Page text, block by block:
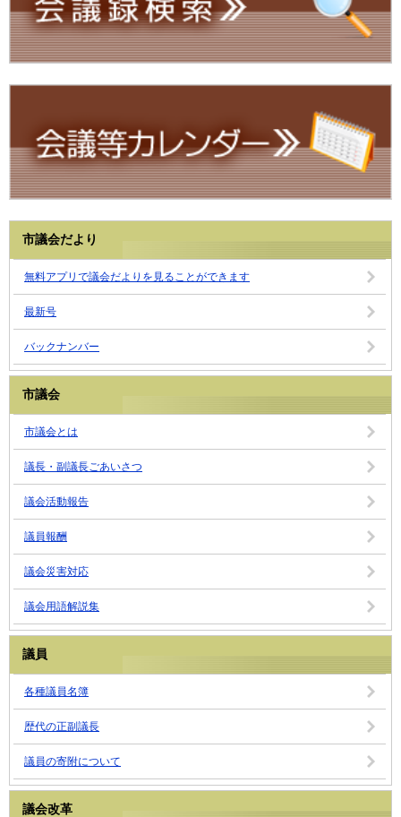
市議会だより
無料アプリで議会だよりを見ることができます
最新号
バックナンバー
市議会
市議会とは
議長・副議長ごあいさつ
議会活動報告
議員報酬
議会災害対応
議会用語解説集
議員
各種議員名簿
歴代の正副議長
議員の寄附について
議会改革